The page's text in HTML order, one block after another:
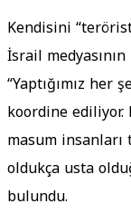
Kendisini
İsrail
“Yaptığımız her
koordine ediliyor.
masum
oldukça usta
bulundu.